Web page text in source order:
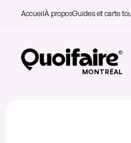
AccueilÀ proposGuides et carte
MONTRÉAL